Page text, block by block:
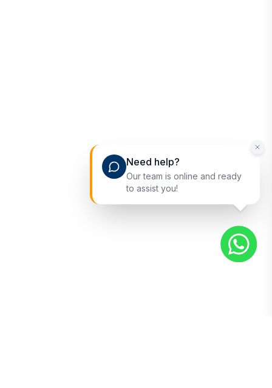
Need help?
Our team is online and ready
to assist you!